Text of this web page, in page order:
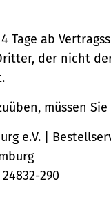
Tage ab
der nicht
müssen Sie
e.V. |
290